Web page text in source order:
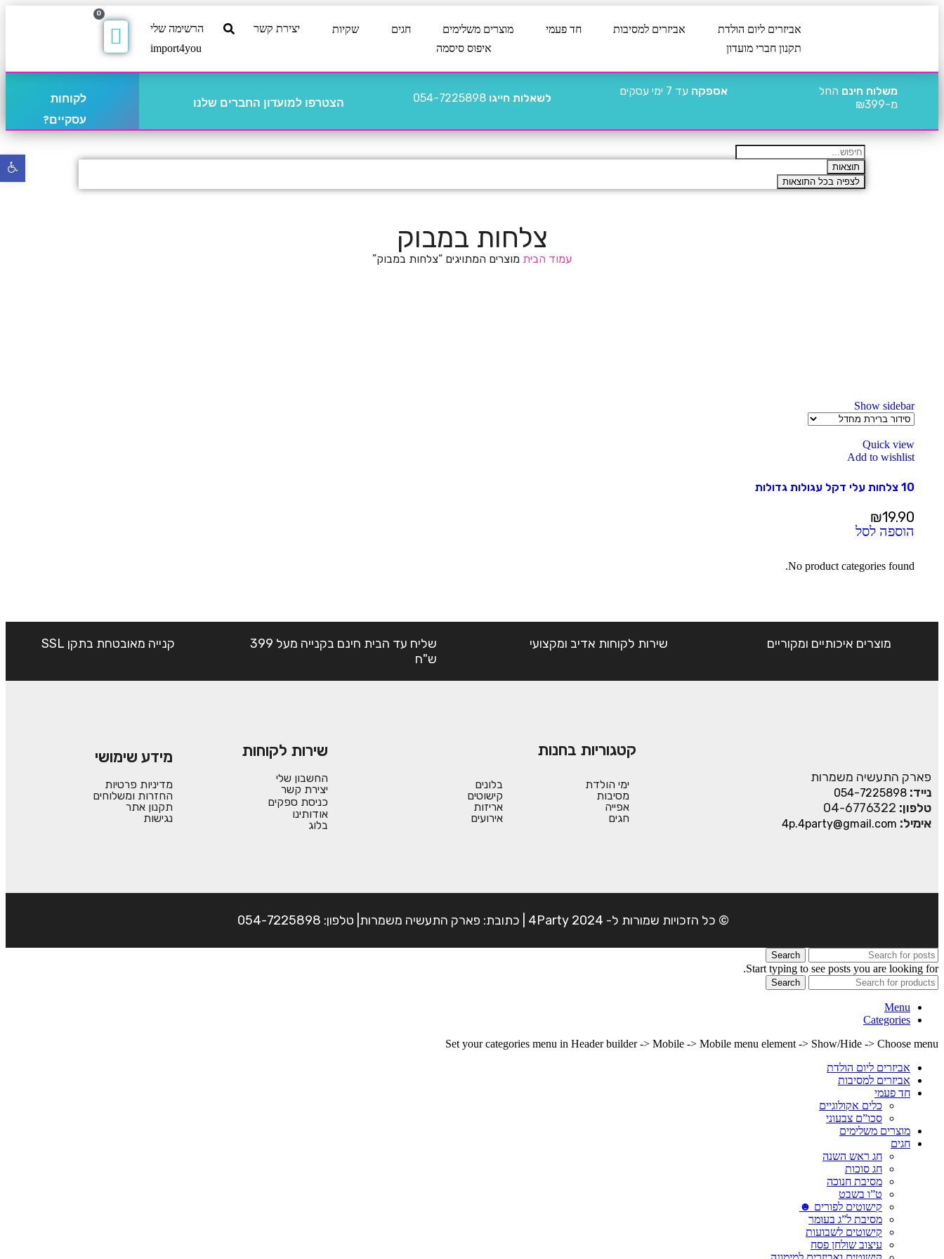
אביזרים ליום הולדת אביזרים למסיבות חד פעמי מוצרים משלימים חגים שקיות יצירת קשר
הרשימה שלי
תקנון חברי מועדון
איפוס סיסמה import4you
0
משלוח חינם החל
מ-₪399
אספקה עד 7 ימי עסקים
לשאלות חייגו 054-7225898 הצטרפו למועדון החברים שלנו
לקוחות
עסקיים?
תוצאות
לצפיה בכל התוצאות
צלחות במבוק
עמוד הבית מוצרים המתויגים “צלחות במבוק”
Show sidebar
Quick view
Add to wishlist
10 צלחות עלי דקל עגולות גדולות
₪19.90
הוספה לסל
No product categories found.
מוצרים איכותיים ומקוריים שירות לקוחות אדיב ומקצועי
שליח עד הבית חינם בקנייה מעל 399
ש"ח
קנייה מאובטחת בתקן SSL
פארק התעשיה משמרות
נייד: 054-7225898
טלפון: 04-6776322
אימיל: 4p.4party@gmail.com
קטגוריות בחנות
ימי הולדת
מסיבות
אפייה
חגים
בלונים
קישוטים
אריזות
אירועים
שירות לקוחות
החשבון שלי
יצירת קשר
כניסת ספקים
אודותינו
בלוג
מידע שימושי
מדיניות פרטיות
החזרות ומשלוחים
תקנון אתר
נגישות
© כל הזכויות שמורות ל- 4Party 2024 | כתובת: פארק התעשיה משמרות| טלפון: 054-7225898
Search
Start typing to see posts you are looking for.
Search
Menu
Categories
Set your categories menu in Header builder -> Mobile -> Mobile menu element -> Show/Hide -> Choose menu
אביזרים ליום הולדת
אביזרים למסיבות
חד פעמי
כלים אקולוגיים
סכו”ם צבעוני
מוצרים משלימים
חגים
חג ראש השנה
חג סוכות
מסיבת חנוכה
ט”ו בשבט
קישוטים לפורים ☻
מסיבת ל”ג בעומר
קישוטים לשבועות
עיצוב שולחן פסח
פתח